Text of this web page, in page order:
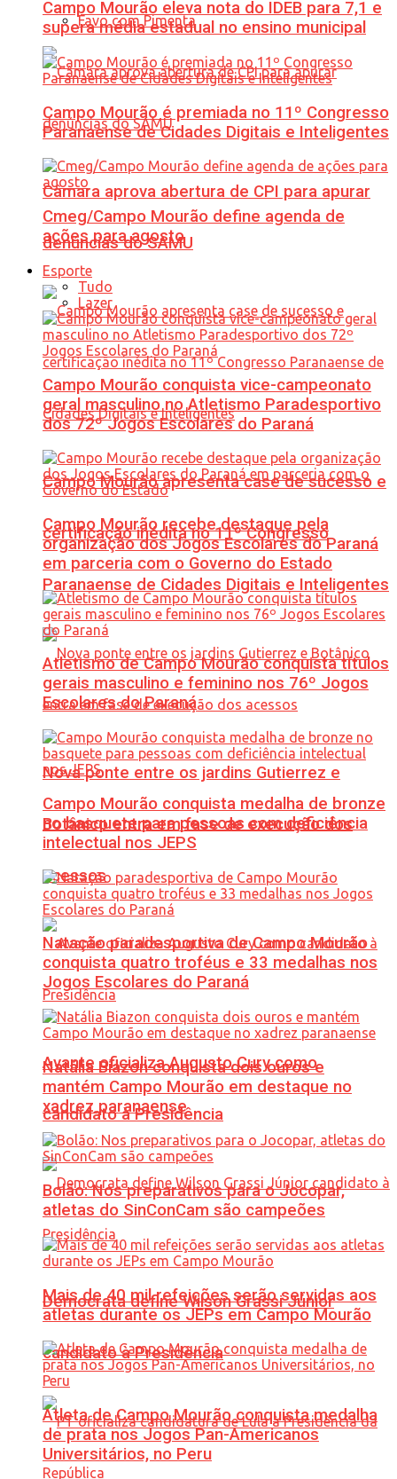
Favo com Pimenta
Câmara aprova abertura de CPI para apurar
denúncias do SAMU
Campo Mourão apresenta case de sucesso e
certificação inédita no 11º Congresso
Paranaense de Cidades Digitais e Inteligentes
Nova ponte entre os jardins Gutierrez e
Botânico entra em fase de execução dos
acessos
Avante oficializa Augusto Cury como
candidato à Presidência
Democrata define Wilson Grassi Júnior
candidato à Presidência
Campo Mourão eleva nota do IDEB para 7,1 e
supera média estadual no ensino municipal
Campo Mourão é premiada no 11º Congresso
Paranaense de Cidades Digitais e Inteligentes
Cmeg/Campo Mourão define agenda de
ações para agosto
Esporte
Tudo
Lazer
Campo Mourão conquista vice-campeonato
geral masculino no Atletismo Paradesportivo
dos 72º Jogos Escolares do Paraná
Campo Mourão recebe destaque pela
organização dos Jogos Escolares do Paraná
em parceria com o Governo do Estado
Atletismo de Campo Mourão conquista títulos
gerais masculino e feminino nos 76º Jogos
Escolares do Paraná
Campo Mourão conquista medalha de bronze
no basquete para pessoas com deficiência
intelectual nos JEPS
Natação paradesportiva de Campo Mourão
conquista quatro troféus e 33 medalhas nos
Jogos Escolares do Paraná
Natália Biazon conquista dois ouros e
mantém Campo Mourão em destaque no
xadrez paranaense
Bolão: Nos preparativos para o Jocopar,
atletas do SinConCam são campeões
Mais de 40 mil refeições serão servidas aos
atletas durante os JEPs em Campo Mourão
Atleta de Campo Mourão conquista medalha
de prata nos Jogos Pan-Americanos
Universitários, no Peru